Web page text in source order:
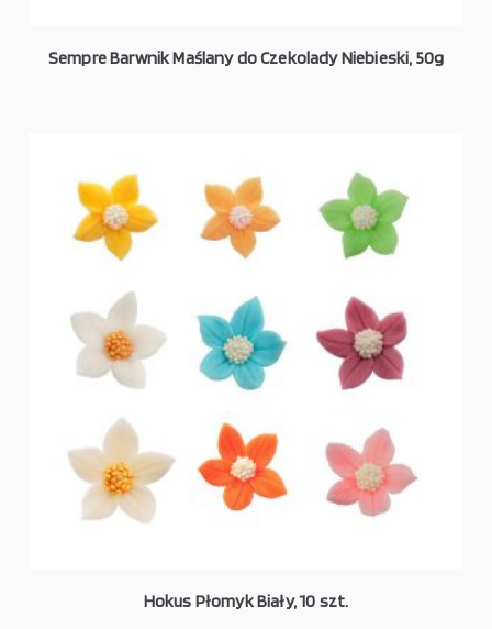
Sempre Barwnik Maślany do Czekolady Niebieski, 50g
Hokus Płomyk Biały, 10 szt.